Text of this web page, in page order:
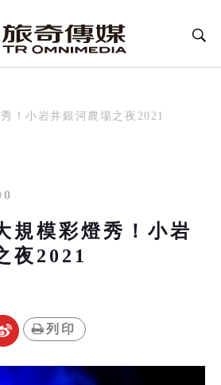
！小岩井銀河農場之夜2021
規模彩燈秀！小岩
夜2021
列印